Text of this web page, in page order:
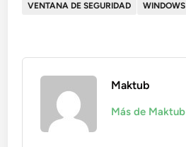
VENTANA DE SEGURIDAD
WINDOWS
Maktub
Más de Maktub